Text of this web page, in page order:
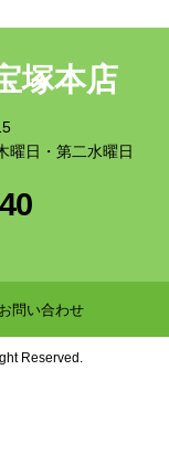
塚本店
曜日・第二水曜日
お問い合わせ
Reserved.